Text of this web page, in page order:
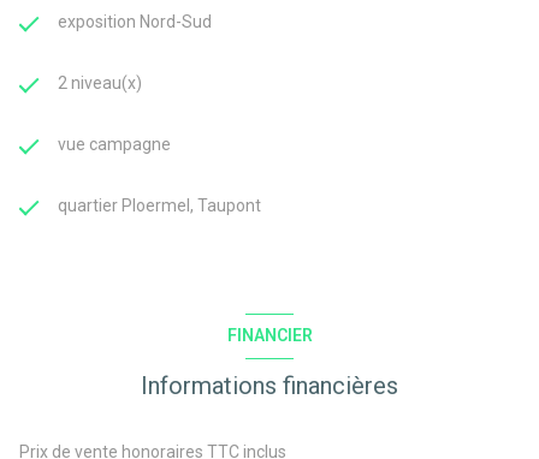
exposition Nord-Sud
2 niveau(x)
vue campagne
quartier Ploermel, Taupont
FINANCIER
Informations financières
Prix de vente honoraires TTC inclus